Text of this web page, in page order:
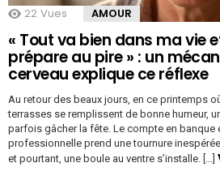
22 Vues AMOUR
« Tout va bien dans ma vie
prépare au pire » : un
cerveau explique ce réflexe
Au retour des beaux jours, en ce printemps
terrasses se remplissent de bonne humeur,
parfois gâcher la fête. Le compte en banque
professionnelle prend une tournure
et pourtant, une boule au ventre s’installe. […]